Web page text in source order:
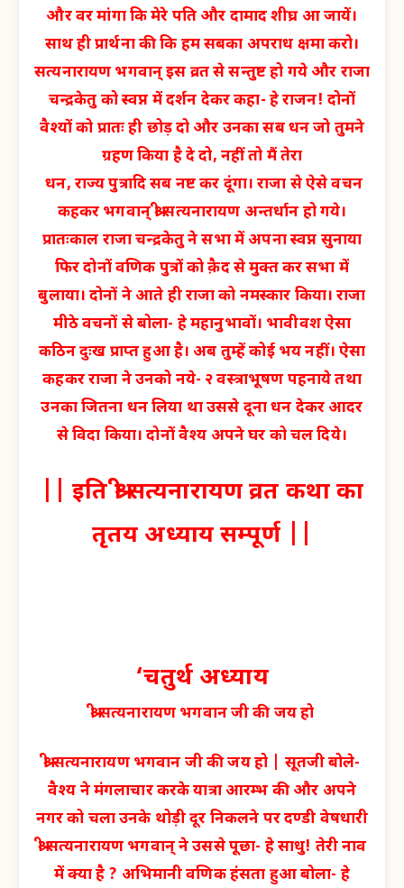
और वर मांगा कि मेरे पति और दामाद शीघ्र आ जायें।
साथ ही प्रार्थना की कि हम सबका अपराध क्षमा करो।
सत्यनारायण भगवान् इस व्रत से सन्तुष्ट हो गये और राजा
चन्द्रकेतु को स्वप्न में दर्शन देकर कहा- हे राजन! दोनों
वैश्यों को प्रातः ही छोड़ दो और उनका सब धन जो तुमने
ग्रहण किया है दे दो, नहीं तो मैं तेरा
धन, राज्य पुत्रादि सब नष्ट कर दूंगा। राजा से ऐसे वचन
कहकर भगवान् श्री सत्यनारायण अन्तर्धान हो गये।
प्रातःकाल राजा चन्द्रकेतु ने सभा में अपना स्वप्न सुनाया
फिर दोनों वणिक पुत्रों को क़ैद से मुक्त कर सभा में
बुलाया। दोनों ने आते ही राजा को नमस्कार किया। राजा
मीठे वचनों से बोला- हे महानुभावों। भावीवश ऐसा
कठिन दुःख प्राप्त हुआ है। अब तुम्हें कोई भय नहीं। ऐसा
कहकर राजा ने उनको नये- २ वस्त्राभूषण पहनाये तथा
उनका जितना धन लिया था उससे दूना धन देकर आदर
से विदा किया। दोनों वैश्य अपने घर को चल दिये।
|| इति श्री सत्यनारायण व्रत कथा का
तृतय अध्याय सम्पूर्ण ||
‘चतुर्थ अध्याय
श्री सत्यनारायण भगवान जी की जय हो
श्री सत्यनारायण भगवान जी की जय हो | सूतजी बोले-
वैश्य ने मंगलाचार करके यात्रा आरम्भ की और अपने
नगर को चला उनके थोड़ी दूर निकलने पर दण्डी वेषधारी
श्री सत्यनारायण भगवान् ने उससे पूछा- हे साधु! तेरी नाव
में क्या है ? अभिमानी वणिक हंसता हुआ बोला- हे